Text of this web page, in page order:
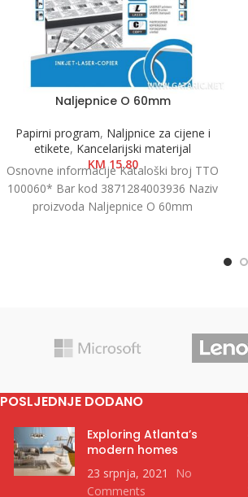
Naljepnice O 60mm
Papirni program, Naljpnice za cijene i
etikete, Kancelarijski materijal
KM15.80
Osnovne informacije Kataloški broj TTO
100060* Bar kod 3871284003936 Naziv
proizvoda Naljepnice O 60mm
POSLJEDNJE DODANO
Exploring Atlanta’s
modern homes
23 srpnja, 2021
No
Comments